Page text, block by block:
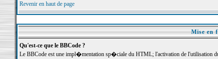
Revenir en haut de page
Mise en
Qu'est-ce que le BBCode ?
Le BBCode est une impl�mentation sp�ciale du HTML; l'activation de l'utilisation